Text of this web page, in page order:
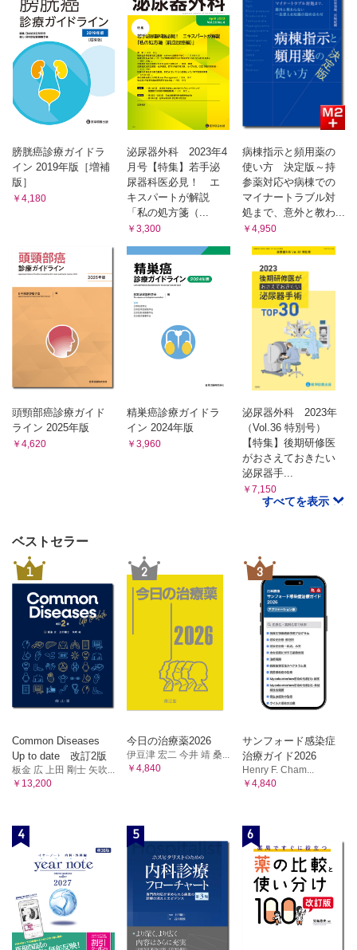
Column 1 膀胱癌と腎盂・尿管癌 同じもの？ 似て非なる
もの？
Column 2 膀胱癌の診断で使用される尿中腫瘍マーカーや
DNA FISH 検査の
腎盂・尿管癌における意義
CQ1 腎盂・尿管癌の診断に尿管鏡下腫瘍生検は推奨される
Ⅲ 外科治療
Ⅰ．腎尿管全摘除術の適応とアプローチおよび周術期薬物療法
Ⅱ．腎尿管全摘除術におけるリンパ節郭清の適応と治療成績
Ⅲ．腎温存手術の適応と治療成績
Ⅳ．外科治療アルゴリズムの有用性
Column 3 腎尿管全摘除術後の至適経過観察法：必要最低限
の膀胱鏡検査の頻度
CQ2 腎尿管全摘除術において，腹腔鏡手術やロボット支援手
術は推奨されるか？
Ⅳ 薬物療法・その他
Ⅰ． 腎尿管全摘除術後の膀胱内再発の予防を目的とした膀胱内
注入療法
Ⅱ．腎温存を目的とした上部尿路注入療法
Ⅳ．進行性・転移性腎盂・尿管癌に対する全身薬物療法
Column 4 上部尿路薬物注入療法の現状と課題
CQ3 腎尿管全摘除術において，周術期全身薬物療法は推奨さ
CQ4 腎尿管全摘除術後の膀胱内再発予防に膀胱内注入療法は
CQ5 一次抗癌化学療法後に再発または進行した転移性あるい
は切除不能の腎盂・尿管癌に対してペムブロリズマブは推奨
盂・尿管癌に対してアベルマブの維持療法は推奨されるか？
CQ7 白金製剤を含む抗癌化学療法および免疫チェックポイン
ト阻害薬による治療歴のある切除不能または転移性腎盂・尿
管癌に対してエンホルツマブ ベドチンは推奨されるか？
Column 5 腎盂・尿管癌における放射線治療
Column 6 RCT におけるサブ解析の解釈─特に全体集団とサ
ブ解析の結果が異なる場合について─
Column 7 腎盂・尿管癌のidentity
腎盂・尿管癌診療ガイドライン2023 年版の外部評価の結果
索引
膀胱癌診療ガイドラ
イン 2019年版［増補
版］
￥4,180
泌尿器外科 2023年4
月号【特集】若手泌
尿器科医必見！ エ
キスパートが解説
「私の処方箋（...
￥3,300
病棟指示と頻用薬の
使い方 決定版～持
参薬対応や病棟での
マイナートラブル対
処まで、意外と教わ...
￥4,950
頭頸部癌診療ガイド
ライン 2025年版
￥4,620
精巣癌診療ガイドラ
イン 2024年版
￥3,960
泌尿器外科 2023年
（Vol.36 特別号）
【特集】後期研修医
がおさえておきたい
泌尿器手...
￥7,150
すべてを表示
ベストセラー
1
Common Diseases
Up to date 改訂2版
板金 広 上田 剛士 矢吹...
￥13,200
2
今日の治療薬2026
伊豆津 宏二 今井 靖 桑...
￥4,840
3
サンフォード感染症
治療ガイド2026
Henry F. Cham...
￥4,840
4 5 6